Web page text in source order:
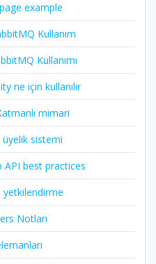
example
Kullanım
Kullanımı
ne için kullanılır
mimari
üyelik sistemi
API best practices
yetkilendirme
Notları